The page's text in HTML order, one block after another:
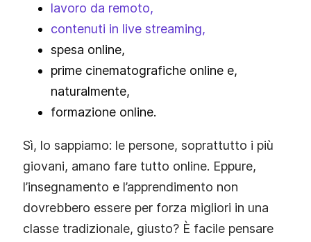
lavoro da remoto,
contenuti in live streaming,
spesa online,
prime cinematografiche online e,
naturalmente,
formazione online.
Sì, lo sappiamo: le persone, soprattutto i più
giovani, amano fare tutto online. Eppure,
l’insegnamento e l’apprendimento non
dovrebbero essere per forza migliori in una
classe tradizionale, giusto? È facile pensare